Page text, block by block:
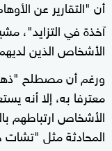
أن "التقارير عن
آخذة في التزايد"،
الأشخاص الذين
ورغم أن مصطلح
معترفا به، إلا أنه
الأشخاص ارتباطهم
المحادثة مثل